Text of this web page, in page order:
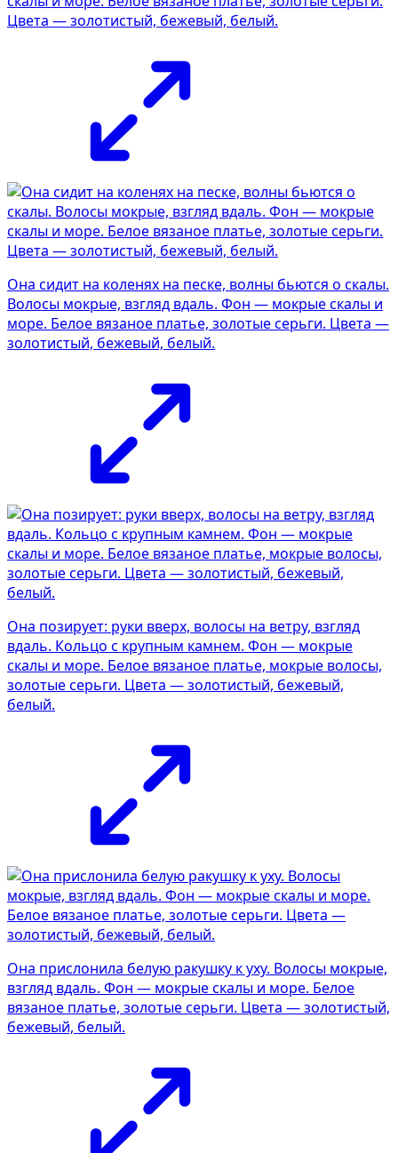
Цвета — золотистый, бежевый, белый.
Она сидит на коленях на песке, волны бьются о скалы.
Волосы мокрые, взгляд вдаль. Фон — мокрые скалы и
море. Белое вязаное платье, золотые серьги. Цвета —
золотистый, бежевый, белый.
Она позирует: руки вверх, волосы на ветру, взгляд
вдаль. Кольцо с крупным камнем. Фон — мокрые
скалы и море. Белое вязаное платье, мокрые волосы,
золотые серьги. Цвета — золотистый, бежевый,
белый.
Она прислонила белую ракушку к уху. Волосы мокрые,
взгляд вдаль. Фон — мокрые скалы и море. Белое
вязаное платье, золотые серьги. Цвета — золотистый,
бежевый, белый.